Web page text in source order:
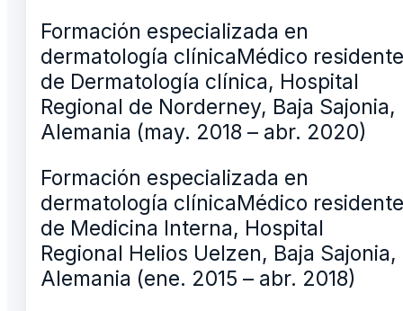
Formación especializada en
dermatología clínicaMédico residente
de Dermatología clínica, Hospital
Regional de Norderney, Baja Sajonia,
Alemania (may. 2018 – abr. 2020)
Formación especializada en
dermatología clínicaMédico residente
de Medicina Interna, Hospital
Regional Helios Uelzen, Baja Sajonia,
Alemania (ene. 2015 – abr. 2018)